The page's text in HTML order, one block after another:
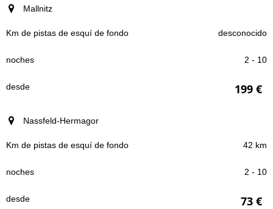
Mallnitz
desconocido
2 - 10
199 €
Nassfeld-Hermagor
42 km
2 - 10
73 €